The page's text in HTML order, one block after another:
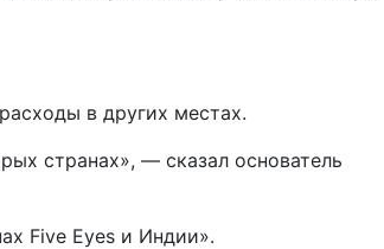
в других местах.
странах», — сказал основатель
Five Eyes и Индии».